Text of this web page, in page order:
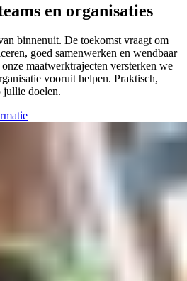
en organisaties
binnenuit. De toekomst vraagt om
goed samenwerken en wendbaar
maatwerktrajecten versterken we
vooruit helpen. Praktisch,
jullie doelen.